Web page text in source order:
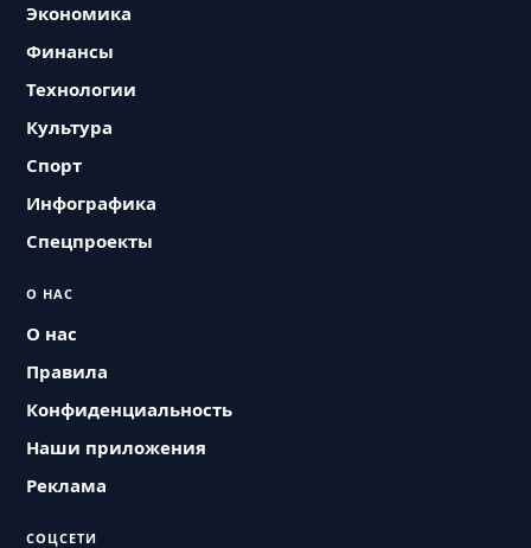
Экономика
Финансы
Технологии
Культура
Спорт
Инфографика
Спецпроекты
О НАС
О нас
Правила
Конфиденциальность
Наши приложения
Реклама
СОЦСЕТИ